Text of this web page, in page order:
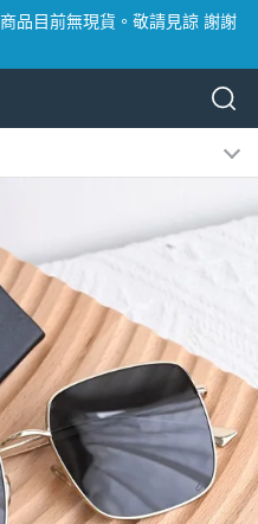
品目前無現貨。敬請見諒 謝謝